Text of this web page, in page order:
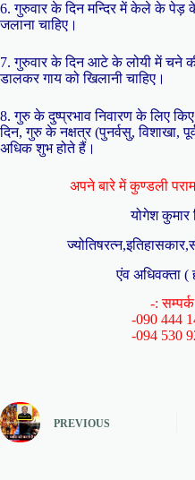
6. गुरुवार के दिन मन्दिर में केले के पेड़
जलाना चाहिए।
7. गुरुवार के दिन आटे के लोयी में चने
डालकर गाय को खिलानी चाहिए।
8. गुरु के दुष्प्रभाव निवारण के लिए
दिन, गुरु के नक्षत्र (पुनर्वसु, विशाखा,
अधिक शुभ होते हैं।
अपने बारे में कुण्डली
योगेश कुमार
एंव अधिवक्ता (
-:
-090 444
-094 530
PREVIOUS